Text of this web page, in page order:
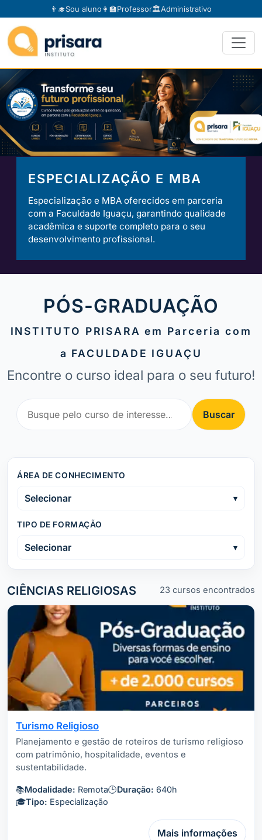
👨‍🎓Sou aluno 👩‍🏫Professor🏛️Administrativo
ESPECIALIZAÇÃO E MBA
Especialização e MBA oferecidos em parceria
com a Faculdade Iguaçu, garantindo qualidade
acadêmica e suporte completo para o seu
desenvolvimento profissional.
PÓS-GRADUAÇÃO
INSTITUTO PRISARA em Parceria com
a FACULDADE IGUAÇU
Encontre o curso ideal para o seu futuro!
Buscar
ÁREA DE CONHECIMENTO
Selecionar
TIPO DE FORMAÇÃO
Selecionar
CIÊNCIAS RELIGIOSAS 23 cursos encontrados
Turismo Religioso
Planejamento e gestão de roteiros de turismo religioso
com patrimônio, hospitalidade, eventos e
sustentabilidade.
📚Modalidade: Remota🕒Duração: 640h
🎓Tipo: Especialização
Mais informações